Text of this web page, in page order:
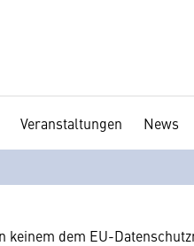
Veranstaltungen News
Zustimmung
keinem dem EU-